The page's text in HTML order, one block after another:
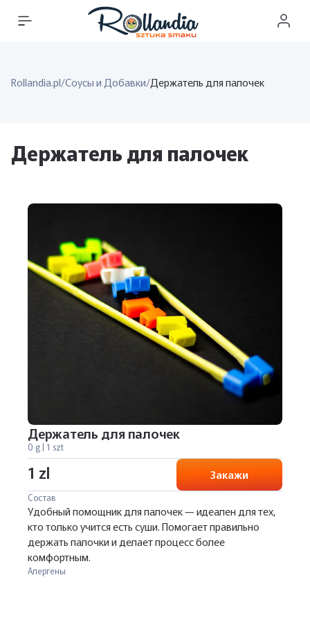
Rollandia.pl/Соусы и Добавки/Держатель для палочек
Держатель для палочек
Держатель для палочек
0 g | 1 szt
1 zl Закажи
Состав
Удобный помощник для палочек — идеален для тех,
кто только учится есть суши. Помогает правильно
держать палочки и делает процесс более
комфортным.
Алергены